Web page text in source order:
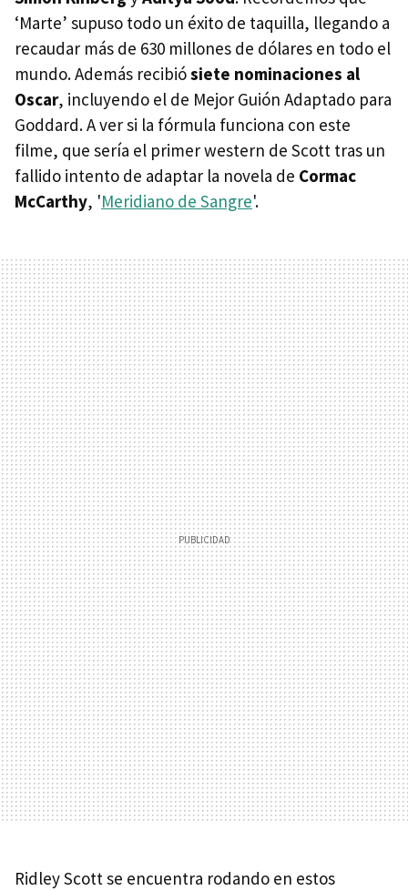
‘Marte’ supuso todo un éxito de taquilla, llegando a
recaudar más de 630 millones de dólares en todo el
mundo. Además recibiósiete nominaciones al
Oscar, incluyendo el de Mejor Guión Adaptado para
Goddard. A ver si la fórmula funciona con este
filme, que sería el primer western de Scott tras un
fallido intento de adaptar la novela de Cormac
McCarthy, 'Meridiano de Sangre'.
Ridley Scott se encuentra rodando en estos